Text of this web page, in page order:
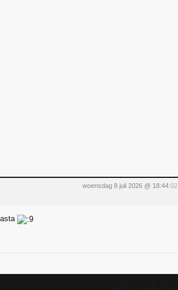
woensdag 8 juli 2026 @ 18:44:02